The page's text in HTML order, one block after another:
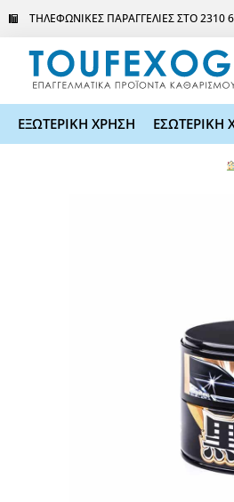
Μετάβαση
περιεχόμενο
ΤΗΛΕΦΩΝΙΚΕΣ ΠΑΡΑΓΓΕΛΙΕΣ ΣΤΟ 2310
ΕΞΩΤΕΡΙΚΗ ΧΡΗΣΗ ΕΣΩΤΕΡΙΚΗ